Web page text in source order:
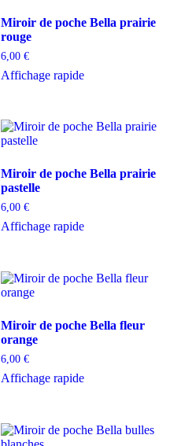
Miroir de poche Bella prairie
rouge
6,00 €
Affichage rapide
Miroir de poche Bella prairie
pastelle
6,00 €
Affichage rapide
Miroir de poche Bella fleur
orange
6,00 €
Affichage rapide